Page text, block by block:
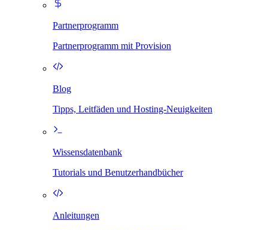
Partnerprogramm
Partnerprogramm mit Provision
Blog
Tipps, Leitfäden und Hosting-Neuigkeiten
Wissensdatenbank
Tutorials und Benutzerhandbücher
Anleitungen